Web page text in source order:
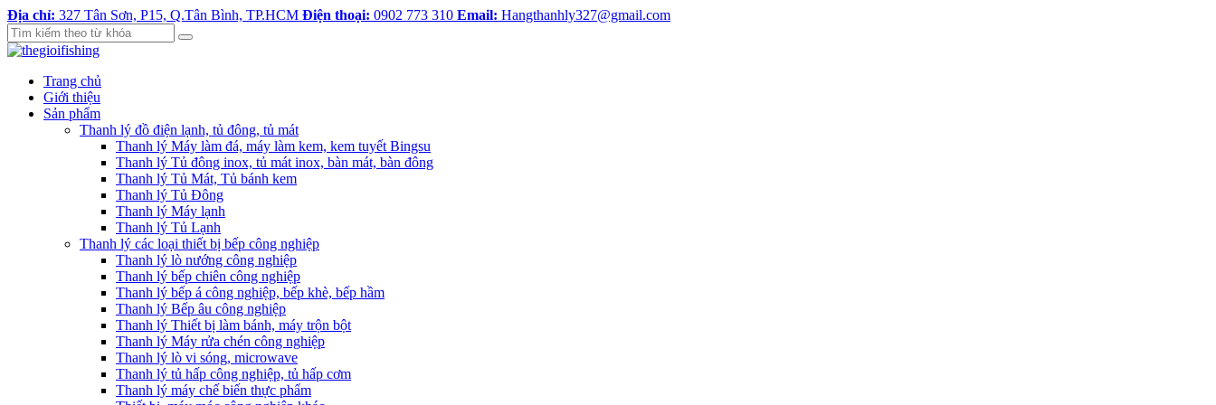
Địa chỉ: 327 Tân Sơn, P15, Q.Tân Bình, TP.HCM Điện thoại: 0902 773 310 Email: Hangthanhly327@gmail.com
Trang chủ
Giới thiệu
Sản phẩm
Thanh lý đồ điện lạnh, tủ đông, tủ mát
Thanh lý Máy làm đá, máy làm kem, kem tuyết Bingsu
Thanh lý Tủ đông inox, tủ mát inox, bàn mát, bàn đông
Thanh lý Tủ Mát, Tủ bánh kem
Thanh lý Tủ Đông
Thanh lý Máy lạnh
Thanh lý Tủ Lạnh
Thanh lý các loại thiết bị bếp công nghiệp
Thanh lý lò nướng công nghiệp
Thanh lý bếp chiên công nghiệp
Thanh lý bếp á công nghiệp, bếp khè, bếp hầm
Thanh lý Bếp âu công nghiệp
Thanh lý Thiết bị làm bánh, máy trộn bột
Thanh lý Máy rửa chén công nghiệp
Thanh lý lò vi sóng, microwave
Thanh lý tủ hấp công nghiệp, tủ hấp cơm
Thanh lý máy chế biến thực phẩm